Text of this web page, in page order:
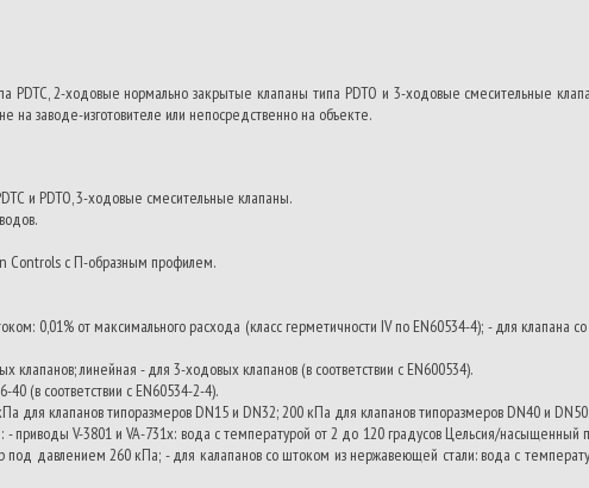
2-ходовые нормально закрытые клапаны типа PDTO и 3-ходовые смесительные
на заводе-изготовителе или непосредственно на объекте.
и PDTO, 3-ходовые смесительные клапаны.
Controls с П-образным профилем.
0,01% от максимального расхода (класс герметичности IV по EN60534-4); - для клапана
клапанов; линейная - для 3-ходовых клапанов (в соответствии с EN600534).
40 (в соответствии с EN60534-2-4).
для клапанов типоразмеров DN15 и DN32; 200 кПа для клапанов типоразмеров DN40 и DN50.
приводы V-3801 и VA-731x: вода с температурой от 2 до 120 градусов Цельсия/
давлением 260 кПа; - для калапанов со штоком из нержавеющей стали: вода с